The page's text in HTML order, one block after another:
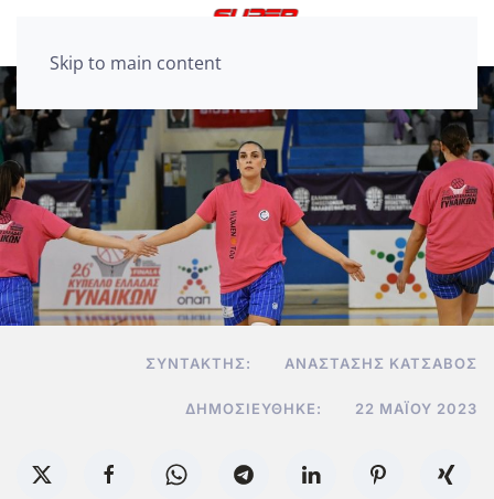
Skip to main content
ΣΥΝΤΆΚΤΗΣ: ΑΝΑΣΤΆΣΗΣ ΚΑΤΣΑΒΌΣ
ΔΗΜΟΣΙΕΎΘΗΚΕ: 22 ΜΑΪ́ΟΥ 2023